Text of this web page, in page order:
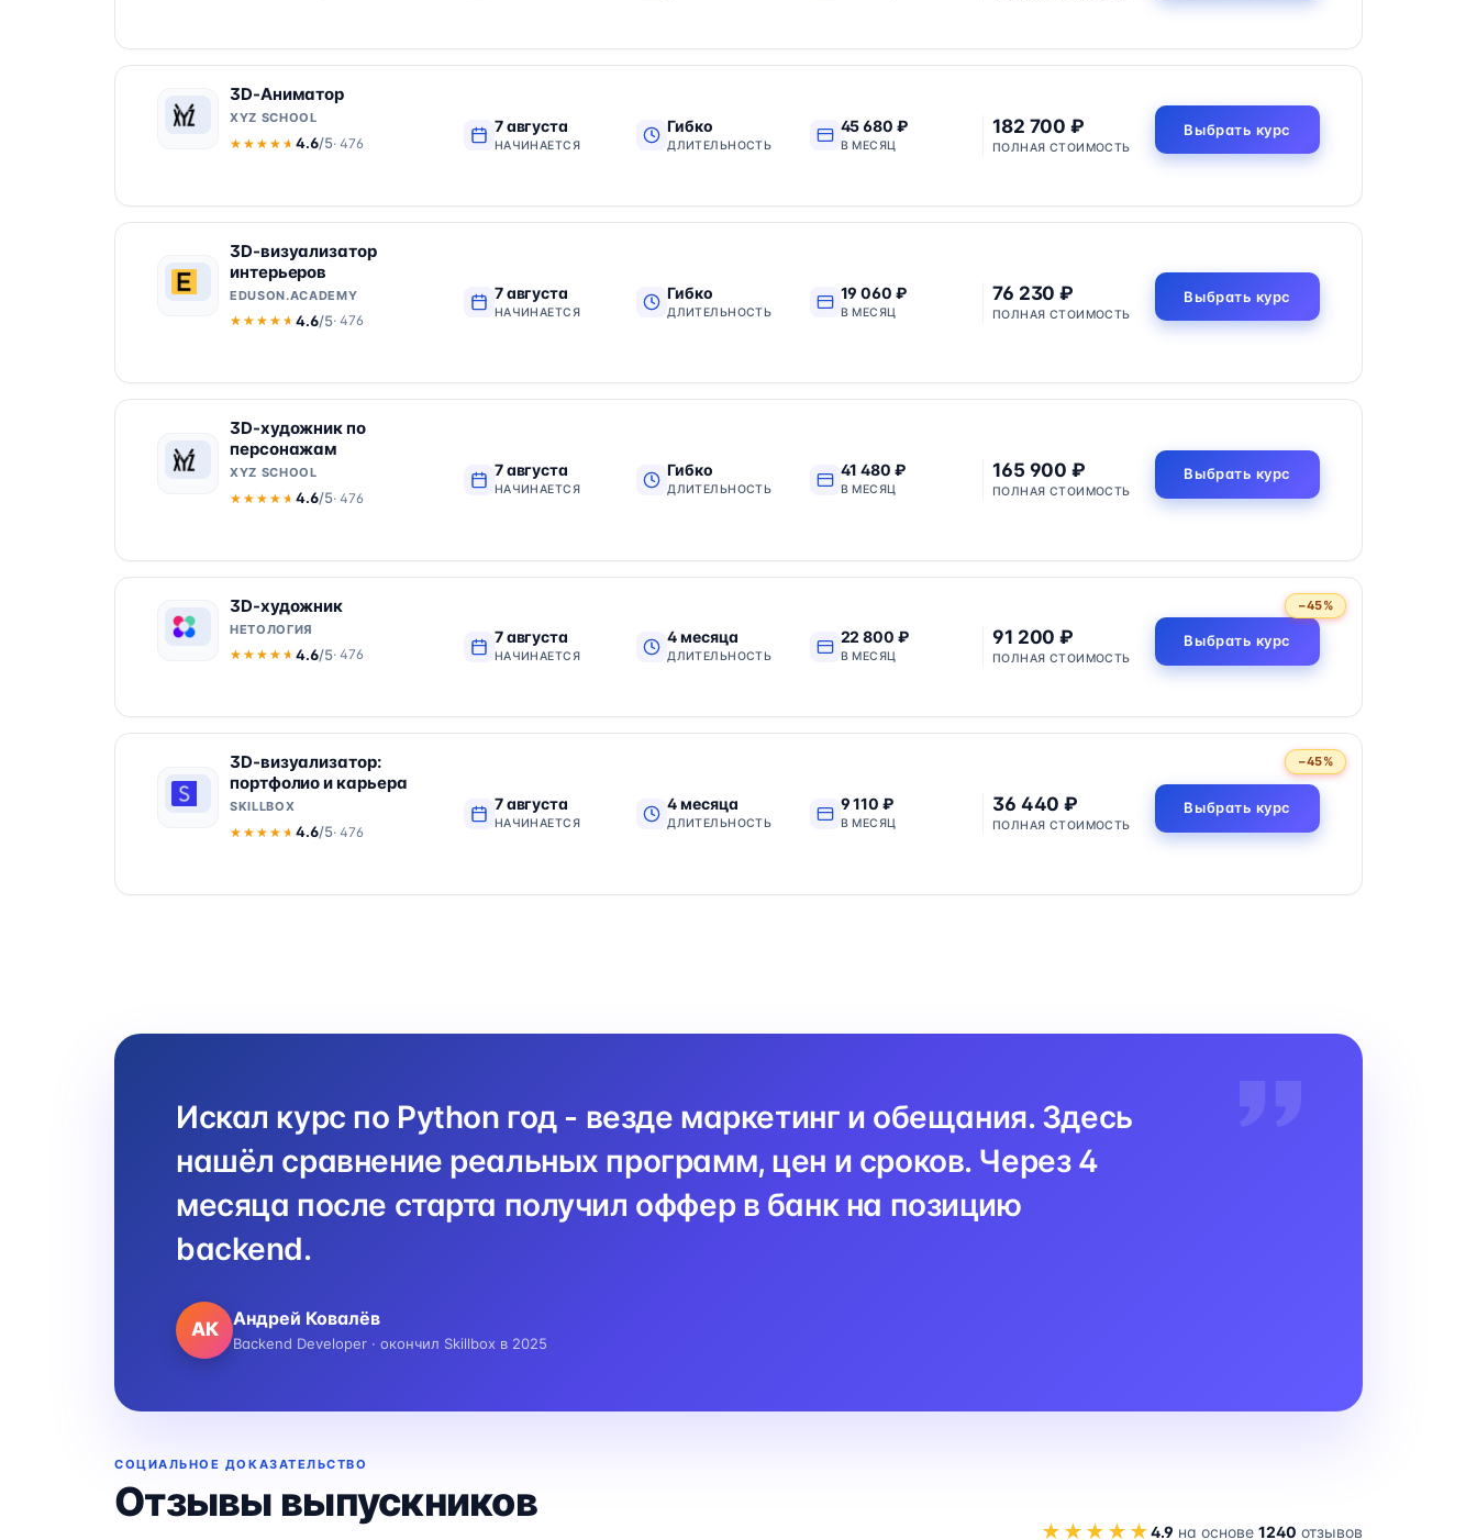
3D-Аниматор
XYZ SCHOOL
★★★★★
★★★★★ 4.6/5· 476
7 августа
НАЧИНАЕТСЯ
Гибко
ДЛИТЕЛЬНОСТЬ
45 680 ₽
В МЕСЯЦ
182 700 ₽
ПОЛНАЯ СТОИМОСТЬ
Выбрать курс
3D-визуализатор
интерьеров
EDUSON.ACADEMY
★★★★★
★★★★★ 4.6/5· 476
7 августа
НАЧИНАЕТСЯ
Гибко
ДЛИТЕЛЬНОСТЬ
19 060 ₽
В МЕСЯЦ
76 230 ₽
ПОЛНАЯ СТОИМОСТЬ
Выбрать курс
3D-художник по
персонажам
XYZ SCHOOL
★★★★★
★★★★★ 4.6/5· 476
7 августа
НАЧИНАЕТСЯ
Гибко
ДЛИТЕЛЬНОСТЬ
41 480 ₽
В МЕСЯЦ
165 900 ₽
ПОЛНАЯ СТОИМОСТЬ
Выбрать курс
−45%
3D-художник
НЕТОЛОГИЯ
★★★★★
★★★★★ 4.6/5· 476
7 августа
НАЧИНАЕТСЯ
4 месяца
ДЛИТЕЛЬНОСТЬ
22 800 ₽
В МЕСЯЦ
91 200 ₽
ПОЛНАЯ СТОИМОСТЬ
Выбрать курс
−45%
3D-визуализатор:
портфолио и карьера
SKILLBOX
★★★★★
★★★★★ 4.6/5· 476
7 августа
НАЧИНАЕТСЯ
4 месяца
ДЛИТЕЛЬНОСТЬ
9 110 ₽
В МЕСЯЦ
36 440 ₽
ПОЛНАЯ СТОИМОСТЬ
Выбрать курс
Искал курс по Python год - везде маркетинг и обещания. Здесь
нашёл сравнение реальных программ, цен и сроков. Через 4
месяца после старта получил оффер в банк на позицию
backend.
АК Андрей Ковалёв
Backend Developer · окончил Skillbox в 2025
СОЦИАЛЬНОЕ ДОКАЗАТЕЛЬСТВО
Отзывы выпускников
★★★★★4.9 на основе 1240 отзывов